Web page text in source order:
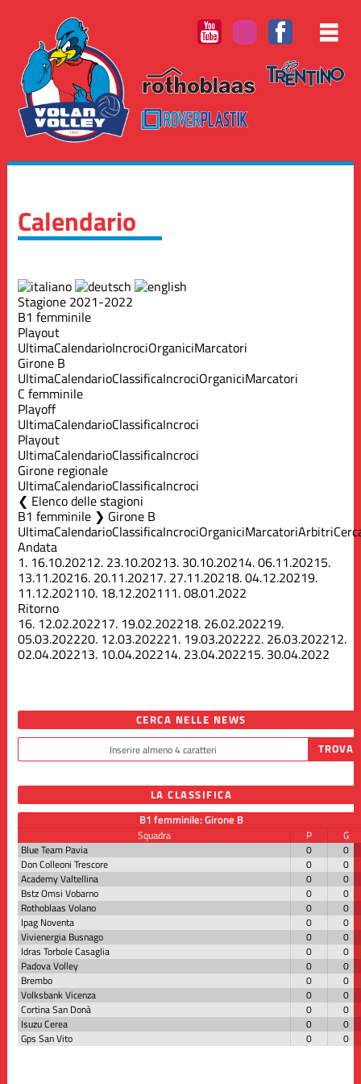
Calendario
Stagione 2021-2022
B1 femminile
Playout
UltimaCalendarioIncrociOrganiciMarcatori
Girone B
UltimaCalendarioClassificaIncrociOrganiciMarcatori
C femminile
Playoff
UltimaCalendarioClassificaIncroci
Playout
UltimaCalendarioClassificaIncroci
Girone regionale
UltimaCalendarioClassificaIncroci
Elenco delle stagioni
B1 femminile ❯ Girone B
UltimaCalendarioClassificaIncrociOrganiciMarcatoriArbitri
Andata
1. 16.10.20212. 23.10.20213. 30.10.20214.06.11.20215.
13.11.20216. 20.11.20217. 27.11.20218.04.12.20219.
11.12.202110. 18.12.202111.08.01.2022
Ritorno
16. 12.02.202217. 19.02.202218. 26.02.202219.
05.03.202220. 12.03.202221. 19.03.202222. 26.03.202212.
02.04.202213. 10.04.202214. 23.04.202215. 30.04.2022
CERCA NELLE NEWS
LA CLASSIFICA
B1 femminile: Girone B
Squadra P
G
Blue Team Pavia
0
0
Don Colleoni Trescore
0
0
Academy Valtellina
0
0
Bstz Omsi Vobarno
0
0
Rothoblaas Volano
0
0
Ipag Noventa
0
0
Vivienergia Busnago
0
0
Idras Torbole Casaglia
0
0
Padova Volley
0
0
Brembo
0
0
Volksbank Vicenza
0
0
Cortina San Donà
0
0
Isuzu Cerea
0
0
Gps San Vito
0 0